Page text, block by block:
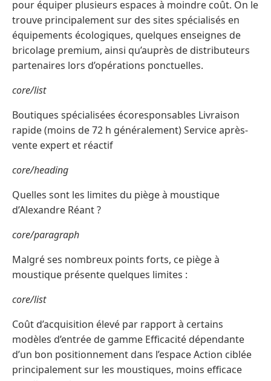
pour équiper plusieurs espaces à moindre coût. On le
trouve principalement sur des sites spécialisés en
équipements écologiques, quelques enseignes de
bricolage premium, ainsi qu’auprès de distributeurs
partenaires lors d’opérations ponctuelles.
core/list
Boutiques spécialisées écoresponsables Livraison
rapide (moins de 72 h généralement) Service après-
vente expert et réactif
core/heading
Quelles sont les limites du piège à moustique
d’Alexandre Réant ?
core/paragraph
Malgré ses nombreux points forts, ce piège à
moustique présente quelques limites :
core/list
Coût d’acquisition élevé par rapport à certains
modèles d’entrée de gamme Efficacité dépendante
d’un bon positionnement dans l’espace Action ciblée
principalement sur les moustiques, moins efficace